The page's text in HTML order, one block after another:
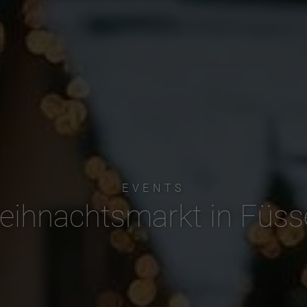
EVENTS
in